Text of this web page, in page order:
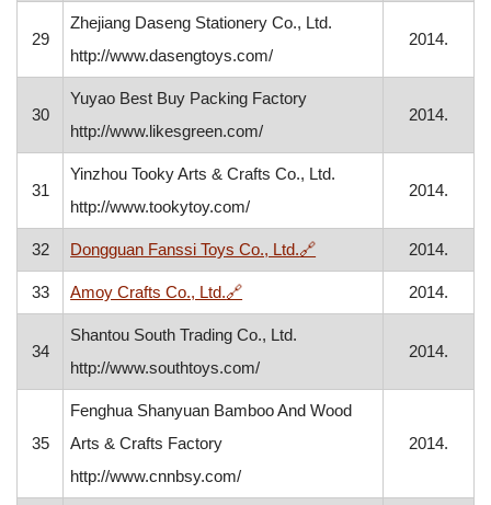
29
Zhejiang Daseng Stationery Co., Ltd.
http://www.dasengtoys.com/
2014.
30
Yuyao Best Buy Packing Factory
http://www.likesgreen.com/
2014.
31
Yinzhou Tooky Arts & Crafts Co., Ltd.
http://www.tookytoy.com/
2014.
32 Dongguan Fanssi Toys Co., Ltd.🔗, otvara se u novom
2014.
33 Amoy Crafts Co., Ltd.🔗, otvara se u novom prozoru
2014.
34
Shantou South Trading Co., Ltd.
http://www.southtoys.com/
2014.
35
Fenghua Shanyuan Bamboo And Wood
Arts & Crafts Factory
http://www.cnnbsy.com/
2014.